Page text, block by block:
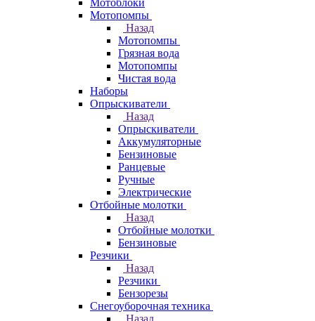
Мотоблоки
Мотопомпы
Назад
Мотопомпы
Грязная вода
Мотопомпы
Чистая вода
Наборы
Опрыскиватели
Назад
Опрыскиватели
Аккумуляторные
Бензиновые
Ранцевые
Ручные
Электрические
Отбойные молотки
Назад
Отбойные молотки
Бензиновые
Резчики
Назад
Резчики
Бензорезы
Снегоуборочная техника
Назад